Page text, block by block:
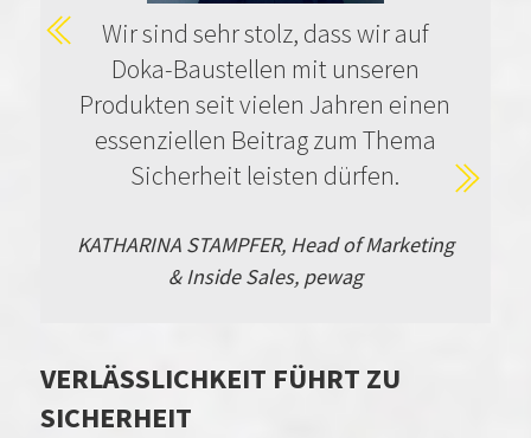
Wir sind sehr stolz, dass wir auf
Doka-Baustellen mit unseren
Produkten seit vielen Jahren einen
essenziellen Beitrag zum Thema
Sicherheit leisten dürfen.
KATHARINA STAMPFER, Head of Marketing
& Inside Sales, pewag
VERLÄSSLICHKEIT FÜHRT ZU
SICHERHEIT